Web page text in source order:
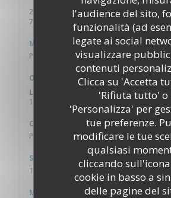
l'audience del sito,
funzionalità (ad
legate ai social
visualizzare
contenuti
Clicca su 'Accetta
'Rifiuta tutto' o
'Personalizza' per
tue preferenze.
modificare le tue
qualsiasi
cliccando
cookie in basso a
delle pagine del
256, rue de la Croix Nivert
75015 Paris
Metro
Porte de Versailles / Convention
Orari
Lun
11:45 - 15:00
19:00 - 23:00
Cucina
Pesci, Tradizionale francese, Carne
Servizi
Terrazzo, Il wifi gratuito
Metodo di pagamento